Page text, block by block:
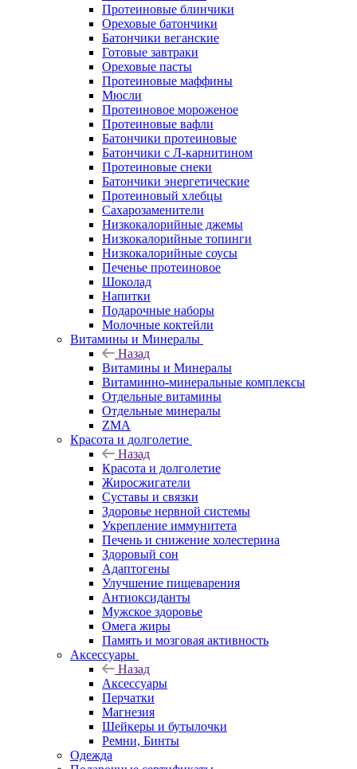
Протеиновые блинчики
Ореховые батончики
Батончики веганские
Готовые завтраки
Ореховые пасты
Протеиновые маффины
Мюсли
Протеиновое мороженое
Протеиновые вафли
Батончики протеиновые
Батончики с Л-карнитином
Протеиновые снеки
Батончики энергетические
Протеиновый хлебцы
Сахарозаменители
Низкокалорийные джемы
Низкокалорийные топинги
Низкокалорийные соусы
Печенье протеиновое
Шоколад
Напитки
Подарочные наборы
Молочные коктейли
Витамины и Минералы
Назад
Витамины и Минералы
Витаминно-минеральные комплексы
Отдельные витамины
Отдельные минералы
ZMA
Красота и долголетие
Назад
Красота и долголетие
Жиросжигатели
Суставы и связки
Здоровье нервной системы
Укрепление иммунитета
Печень и снижение холестерина
Здоровый сон
Адаптогены
Улучшение пищеварения
Антиоксиданты
Мужское здоровье
Омега жиры
Память и мозговая активность
Аксессуары
Назад
Аксессуары
Перчатки
Магнезия
Шейкеры и бутылочки
Ремни, Бинты
Одежда